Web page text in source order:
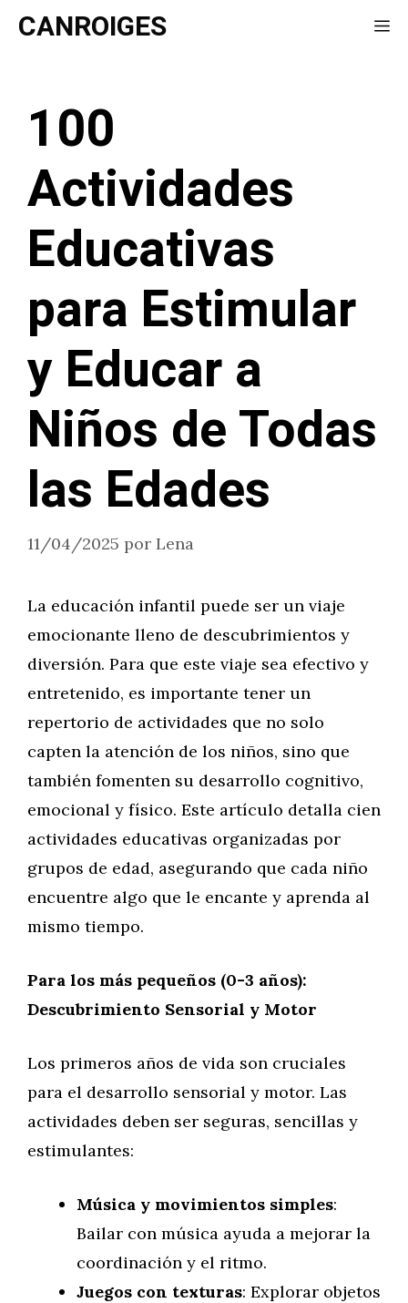
Saltar
CANROIGES
100
Actividades
Educativas
para Estimular
y Educar a
Niños de Todas
las Edades
11/04/2025 por Lena
La educación infantil puede ser un viaje
emocionante lleno de descubrimientos y
diversión. Para que este viaje sea efectivo y
entretenido, es importante tener un
repertorio de actividades que no solo
capten la atención de los niños, sino que
también fomenten su desarrollo cognitivo,
emocional y físico. Este artículo detalla cien
actividades educativas organizadas por
grupos de edad, asegurando que cada niño
encuentre algo que le encante y aprenda al
mismo tiempo.
Para los más pequeños (0-3 años):
Descubrimiento Sensorial y Motor
Los primeros años de vida son cruciales
para el desarrollo sensorial y motor. Las
actividades deben ser seguras, sencillas y
estimulantes:
Música y movimientos simples:
Bailar con música ayuda a mejorar la
coordinación y el ritmo.
Juegos con texturas: Explorar objetos